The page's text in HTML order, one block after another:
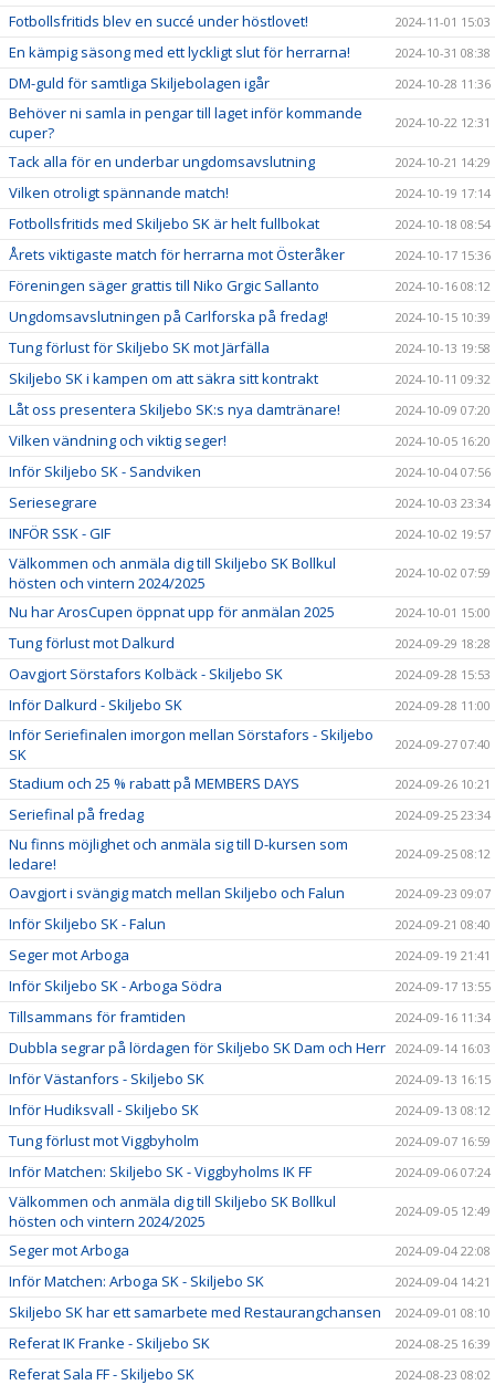
Fotbollsfritids blev en succé under höstlovet! 2024-11-01 15:03
En kämpig säsong med ett lyckligt slut för herrarna! 2024-10-31 08:38
DM-guld för samtliga Skiljebolagen igår 2024-10-28 11:36
Behöver ni samla in pengar till laget inför kommande
cuper?
2024-10-22 12:31
Tack alla för en underbar ungdomsavslutning 2024-10-21 14:29
Vilken otroligt spännande match! 2024-10-19 17:14
Fotbollsfritids med Skiljebo SK är helt fullbokat 2024-10-18 08:54
Årets viktigaste match för herrarna mot Österåker 2024-10-17 15:36
Föreningen säger grattis till Niko Grgic Sallanto 2024-10-16 08:12
Ungdomsavslutningen på Carlforska på fredag! 2024-10-15 10:39
Tung förlust för Skiljebo SK mot Järfälla 2024-10-13 19:58
Skiljebo SK i kampen om att säkra sitt kontrakt 2024-10-11 09:32
Låt oss presentera Skiljebo SK:s nya damtränare! 2024-10-09 07:20
Vilken vändning och viktig seger! 2024-10-05 16:20
Inför Skiljebo SK - Sandviken 2024-10-04 07:56
Seriesegrare 2024-10-03 23:34
INFÖR SSK - GIF 2024-10-02 19:57
Välkommen och anmäla dig till Skiljebo SK Bollkul
hösten och vintern 2024/2025
2024-10-02 07:59
Nu har ArosCupen öppnat upp för anmälan 2025 2024-10-01 15:00
Tung förlust mot Dalkurd 2024-09-29 18:28
Oavgjort Sörstafors Kolbäck - Skiljebo SK 2024-09-28 15:53
Inför Dalkurd - Skiljebo SK 2024-09-28 11:00
Inför Seriefinalen imorgon mellan Sörstafors - Skiljebo
SK
2024-09-27 07:40
Stadium och 25 % rabatt på MEMBERS DAYS 2024-09-26 10:21
Seriefinal på fredag 2024-09-25 23:34
Nu finns möjlighet och anmäla sig till D-kursen som
ledare!
2024-09-25 08:12
Oavgjort i svängig match mellan Skiljebo och Falun 2024-09-23 09:07
Inför Skiljebo SK - Falun 2024-09-21 08:40
Seger mot Arboga 2024-09-19 21:41
Inför Skiljebo SK - Arboga Södra 2024-09-17 13:55
Tillsammans för framtiden 2024-09-16 11:34
Dubbla segrar på lördagen för Skiljebo SK Dam och Herr 2024-09-14 16:03
Inför Västanfors - Skiljebo SK 2024-09-13 16:15
Inför Hudiksvall - Skiljebo SK 2024-09-13 08:12
Tung förlust mot Viggbyholm 2024-09-07 16:59
Inför Matchen: Skiljebo SK - Viggbyholms IK FF 2024-09-06 07:24
Välkommen och anmäla dig till Skiljebo SK Bollkul
hösten och vintern 2024/2025
2024-09-05 12:49
Seger mot Arboga 2024-09-04 22:08
Inför Matchen: Arboga SK - Skiljebo SK 2024-09-04 14:21
Skiljebo SK har ett samarbete med Restaurangchansen 2024-09-01 08:10
Referat IK Franke - Skiljebo SK 2024-08-25 16:39
Referat Sala FF - Skiljebo SK 2024-08-23 08:02